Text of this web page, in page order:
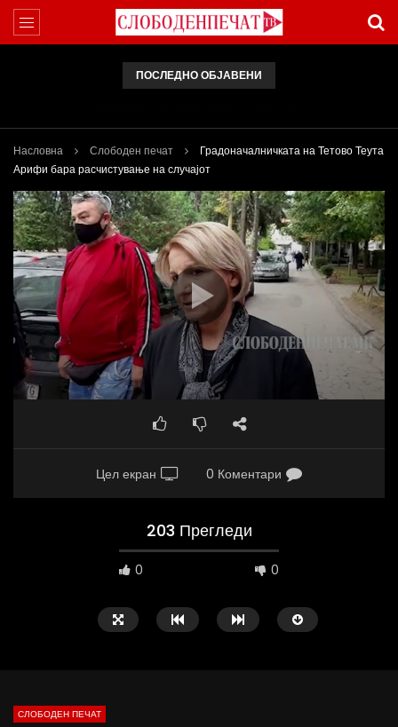
ПОСЛЕДНО ОБЈАВЕНИ
Насловна Слободен печат
Градоначалничката на Тетово Теута
Арифи бара расчистување на случајот
Цел екран 0 Коментари
203 Прегледи
0 0
СЛОБОДЕН ПЕЧАТ